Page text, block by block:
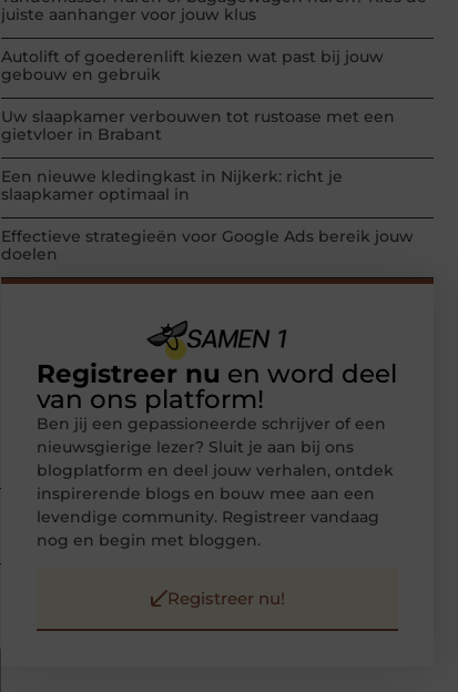
juiste aanhanger voor jouw klus
Autolift of goederenlift kiezen wat past bij jouw
gebouw en gebruik
Uw slaapkamer verbouwen tot rustoase met een
gietvloer in Brabant
Een nieuwe kledingkast in Nijkerk: richt je
slaapkamer optimaal in
Effectieve strategieën voor Google Ads bereik jouw
doelen
Registreer nu en word deel
van ons platform!
Ben jij een gepassioneerde schrijver of een
nieuwsgierige lezer? Sluit je aan bij ons
blogplatform en deel jouw verhalen, ontdek
inspirerende blogs en bouw mee aan een
levendige community. Registreer vandaag
nog en begin met bloggen.
Registreer nu!